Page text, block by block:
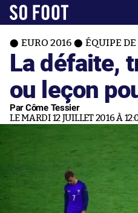
EURO 2016 ÉQUIPE DE
La défaite,
ou leçon
Par Côme Tessier
LE MARDI 12 JUILLET 2016 À